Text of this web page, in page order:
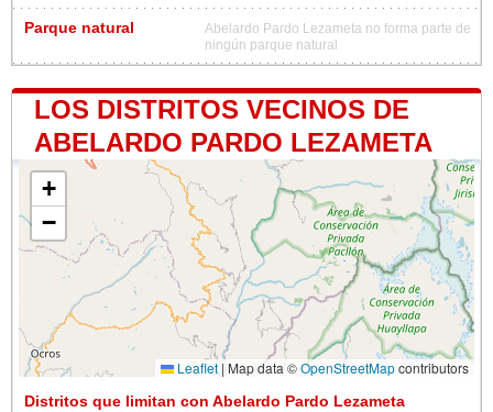
Parque natural
Abelardo Pardo Lezameta no forma parte de
ningún parque natural
LOS DISTRITOS VECINOS DE
ABELARDO PARDO LEZAMETA
+
−
Leaflet | Map data ©OpenStreetMapcontributors
Distritos que limitan con Abelardo Pardo Lezameta